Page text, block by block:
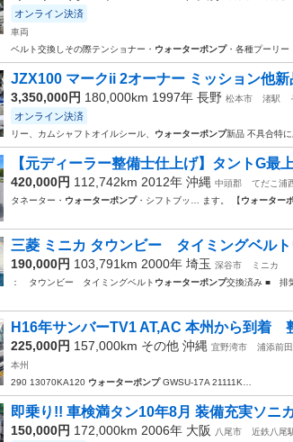
オンライン決済
車両
ベルト交換しその際テンショナー・ ウォーターポンプ・各種プーリー
JZX100 マークii 2オーナー ミッション他新
3,350,000円 180,000km 1997年 長野 松本市 渚駅
オンライン決済
リー、カムシャフトオイルシール、 ウォーターポンプ新品 不具合特
【元ディーラー整備士仕上げ】タントG最
420,000円 112,742km 2012年 沖縄 中頭郡 てだこ浦
タネーター・ ウォーターポンプ・シフトブッ… ます。 【ウォーター
三菱 ミニカ タウンビー タイミングベル
190,000円 103,791km 2000年 埼玉 深谷市
ミニカ
： タウンビー タイミングベルト ウォーターポンプ交換済み ■ 排
H16年サンバーTV1 AT,AC 本州から到着
225,000円 157,000km その他 沖縄 宜野湾市 浦添前
本州
290 13070KA120 ウォーターポンプGWSU-17A 21111K…
即乗り!! 車検満タン10年8月 装備充実ソニ
150,000円 172,000km 2006年 大阪 八尾市 近鉄八尾